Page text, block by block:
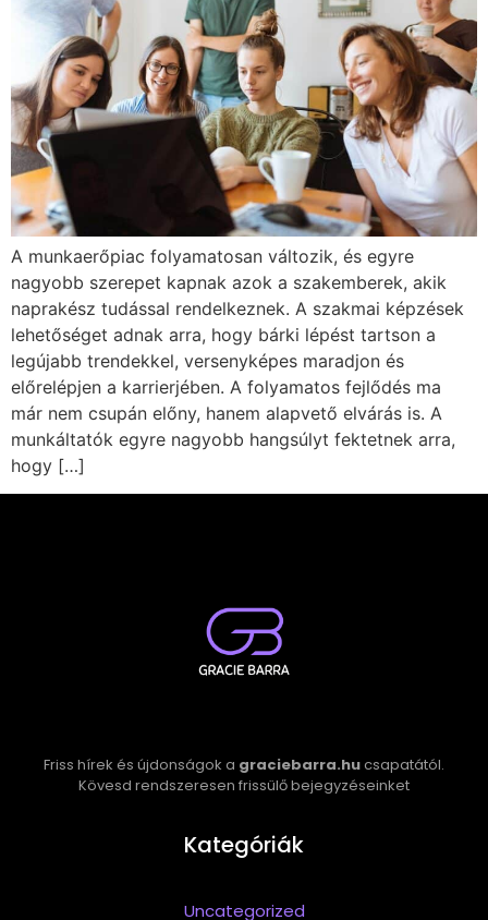
A munkaerőpiac folyamatosan változik, és egyre
nagyobb szerepet kapnak azok a szakemberek, akik
naprakész tudással rendelkeznek. A szakmai képzések
lehetőséget adnak arra, hogy bárki lépést tartson a
legújabb trendekkel, versenyképes maradjon és
előrelépjen a karrierjében. A folyamatos fejlődés ma
már nem csupán előny, hanem alapvető elvárás is. A
munkáltatók egyre nagyobb hangsúlyt fektetnek arra,
hogy […]
Friss hírek és újdonságok a graciebarra.hucsapatától.
Kövesd rendszeresen frissülő bejegyzéseinket
Kategóriák
Uncategorized